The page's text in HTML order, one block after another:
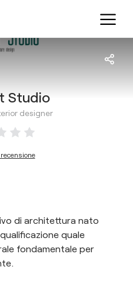
Studio
designer
di architettura nato
quale
fondamentale per